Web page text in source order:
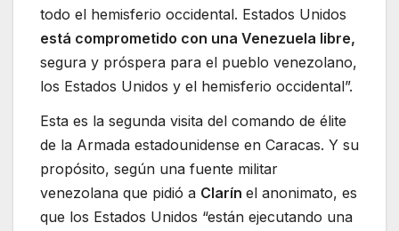
todo el hemisferio occidental. Estados Unidos
está comprometido con una Venezuela libre,
segura y próspera para el pueblo venezolano,
los Estados Unidos y el hemisferio occidental”.
Esta es la segunda visita del comando de élite
de la Armada estadounidense en Caracas. Y su
propósito, según una fuente militar
venezolana que pidió a Clarín el anonimato, es
que los Estados Unidos “están ejecutando una